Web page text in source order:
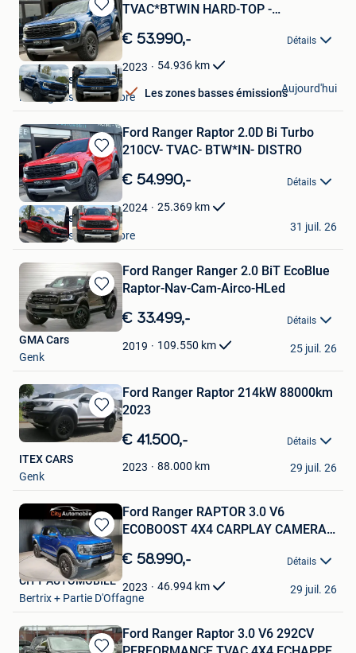
Sauvegarder
dans
Mes
Favoris
TVAC*BTWIN HARD-TOP -
€ 53.990,- Détails
2023 54.936 km
Les zones basses émissions
World Cars SRL
Montignies-Sur-Sambre
Aujourd'hui
Sauvegarder
dans
Mes
Favoris
Ford Ranger Raptor 2.0D Bi Turbo
210CV- TVAC- BTW*IN- DISTRO
€ 54.990,- Détails
2024 25.369 km
World Cars SRL
Montignies-Sur-Sambre
31 juil. 26
Sauvegarder
dans
Mes
Ford Ranger Ranger 2.0 BiT EcoBlue
Raptor-Nav-Cam-Airco-HLed
€ 33.499,- Détails
2019 109.550 km
GMA Cars
Genk
25 juil. 26
Sauvegarder
dans
Ford Ranger Raptor 214kW 88000km
2023
€ 41.500,- Détails
2023 88.000 km
ITEX CARS
Genk
29 juil. 26
Sauvegarder
dans
Mes
Favoris
Ford Ranger RAPTOR 3.0 V6
ECOBOOST 4X4 CARPLAY CAMERA
€ 58.990,- Détails
2023 46.994 km
CITY AUTOMOBILE
Bertrix + Partie D'Offagne
29 juil. 26
Ford Ranger Raptor 3.0 V6 292CV